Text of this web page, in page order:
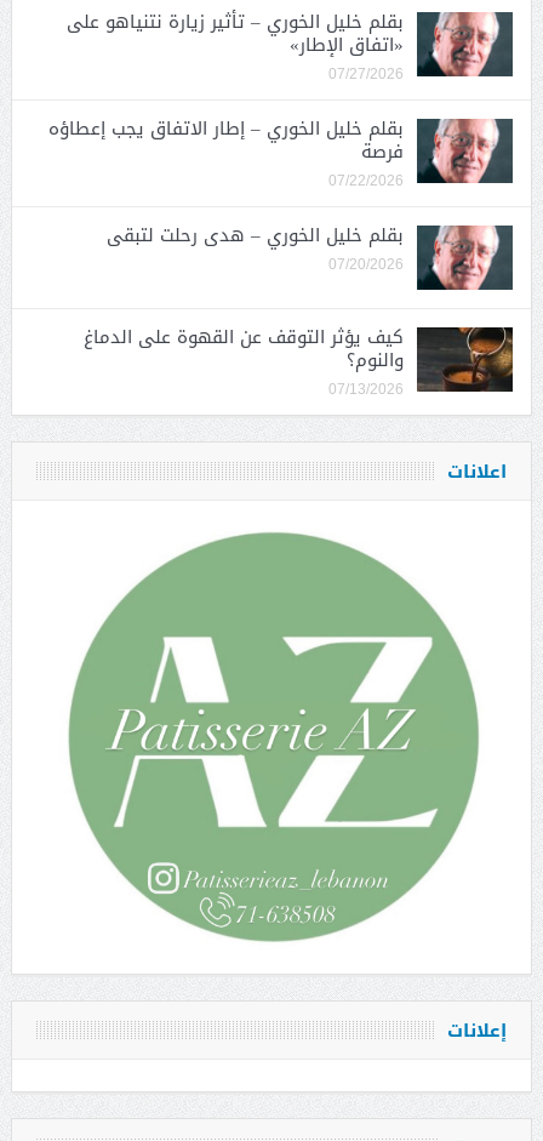
بقلم خليل الخوري – تأثير زيارة نتنياهو على
«اتفاق الإطار»
07/27/2026
بقلم خليل الخوري – إطار الاتفاق يجب إعطاؤه
فرصة
07/22/2026
بقلم خليل الخوري – هدى رحلت لتبقى
07/20/2026
كيف يؤثر التوقف عن القهوة على الدماغ
والنوم؟
07/13/2026
اعلانات
إعلانات